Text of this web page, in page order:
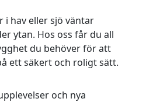
i hav eller sjö väntar
ytan. Hos oss får du all
du behöver för att
ett säkert och roligt sätt.
och nya